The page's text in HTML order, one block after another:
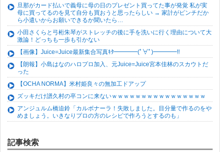
旦那がカード払いで義母に母の日のプレゼント買ってた事が発覚 私が実
母に買ってるのを見て自分も買おうと思ったらしい → 家計がピンチだか
ら小遣いからお願いできるか聞いたら…
小田さくらと弓桁朱琴がストレッチの後に手を洗いに行く理由について大
激論！どっちも一歩も引かない
【画像】Juice=Juice最新集合写真ｷﾀ━━━━(ﾟ∀ﾟ)━━━━!!
【朗報】小島はなのハロプロ加入、元Juice=Juice宮本佳林のスカウトだ
った
【OCHA NORMA】米村姫良々の無加工ドアップ
ズッキだけ譜久村の卒コンに来ないｗｗｗｗｗｗｗｗｗｗｗｗｗｗｗｗ
アンジュルム橋迫鈴「カルボナーラ！失敗しました。目分量で作るのをや
めましょう。いきなりプロの方のレシピで作ろうとするのも」
記事検索